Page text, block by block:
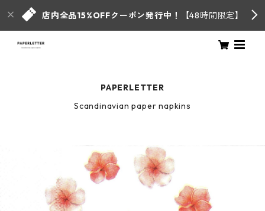
店内全品15%OFFクーポン発行中！ 【48時間限定】
PAPERLETTER
Scandinavian paper napkins